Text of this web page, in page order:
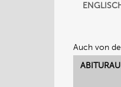
Auch von